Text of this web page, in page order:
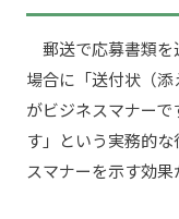
郵送で応募書類を
場合に「送付状（
がビジネスマナー
す」という実務的
スマナーを示す効果